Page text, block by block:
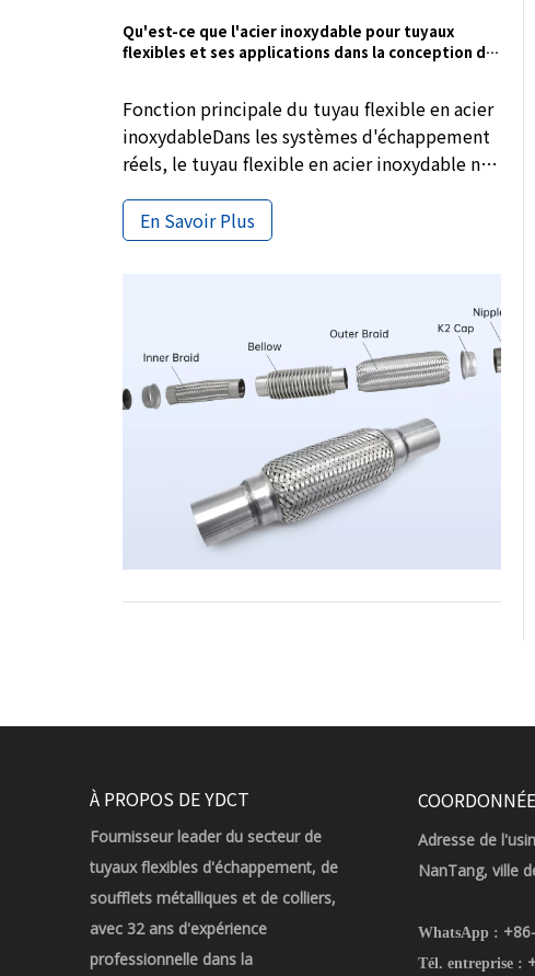
Qu'est-ce que l'acier inoxydable pour tuyaux
flexibles et ses applications dans la conception de
Fonction principale du tuyau flexible en acier
inoxydableDans les systèmes d'échappement
réels, le tuyau flexible en acier inoxydable ne
performances d'échappement, mais est
utilisé pour résoudre un problème existant
moteur et le tuyau d'échappement.
En Savoir Plus
À PROPOS DE YDCT
Fournisseur leader du secteur de
tuyaux flexibles d'échappement, de
soufflets métalliques et de colliers,
avec 32 ans d'expérience
professionnelle dans la
Adresse de
NanTang, ville
WhatsApp :
Tél. entreprise :